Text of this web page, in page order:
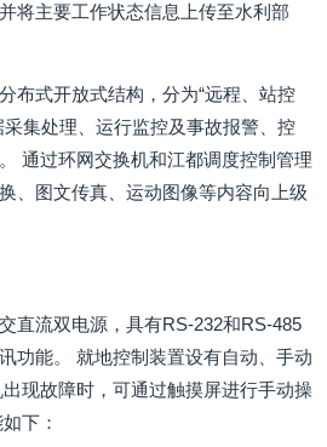
将主要工作状态信息上传至水利部
布式开放式结构，分为“远程、站控
集处理、运行监控及事故报警、控
通过环网交换机和江都调度控制管理
、图文传真、运动图像等内容向上级
直流双电源，具有RS-232和RS-485
功能。 就地控制装置设有自动、手动
现故障时，可通过触摸屏进行手动操
下：